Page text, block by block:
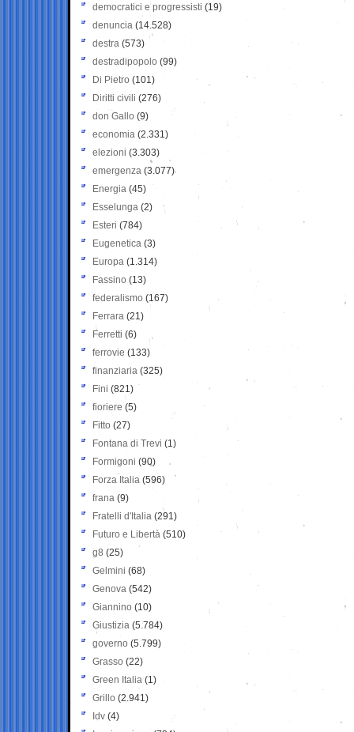
democratici e progressisti (19)
denuncia (14.528)
destra (573)
destradipopolo (99)
Di Pietro (101)
Diritti civili (276)
don Gallo (9)
economia (2.331)
elezioni (3.303)
emergenza (3.077)
Energia (45)
Esselunga (2)
Esteri (784)
Eugenetica (3)
Europa (1.314)
Fassino (13)
federalismo (167)
Ferrara (21)
Ferretti (6)
ferrovie (133)
finanziaria (325)
Fini (821)
fioriere (5)
Fitto (27)
Fontana di Trevi (1)
Formigoni (90)
Forza Italia (596)
frana (9)
Fratelli d'Italia (291)
Futuro e Libertà (510)
g8 (25)
Gelmini (68)
Genova (542)
Giannino (10)
Giustizia (5.784)
governo (5.799)
Grasso (22)
Green Italia (1)
Grillo (2.941)
Idv (4)